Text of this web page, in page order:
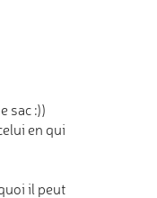
sac :))
en qui
il peut